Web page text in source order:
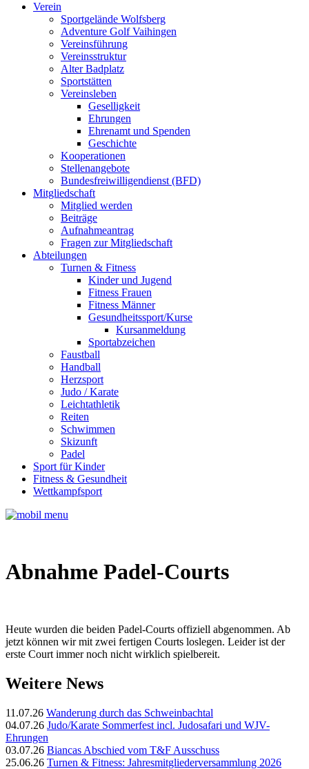
Verein
Sportgelände Wolfsberg
Adventure Golf Vaihingen
Vereinsführung
Vereinsstruktur
Alter Badplatz
Sportstätten
Vereinsleben
Geselligkeit
Ehrungen
Ehrenamt und Spenden
Geschichte
Kooperationen
Stellenangebote
Bundesfreiwilligendienst (BFD)
Mitgliedschaft
Mitglied werden
Beiträge
Aufnahmeantrag
Fragen zur Mitgliedschaft
Abteilungen
Turnen & Fitness
Kinder und Jugend
Fitness Frauen
Fitness Männer
Gesundheitssport/Kurse
Kursanmeldung
Sportabzeichen
Faustball
Handball
Herzsport
Judo / Karate
Leichtathletik
Reiten
Schwimmen
Skizunft
Padel
Sport für Kinder
Fitness & Gesundheit
Wettkampfsport
Abnahme Padel-Courts
Heute wurden die beiden Padel-Courts offiziell abgenommen. Ab
jetzt können wir mit zwei fertigen Courts loslegen. Leider ist der
erste Court immer noch nicht wirklich spielbereit.
Weitere News
11.07.26 Wanderung durch das Schweinbachtal
04.07.26 Judo/Karate Sommerfest incl. Judosafari und WJV-
Ehrungen
03.07.26 Biancas Abschied vom T&F Ausschuss
25.06.26 Turnen & Fitness: Jahresmitgliederversammlung 2026